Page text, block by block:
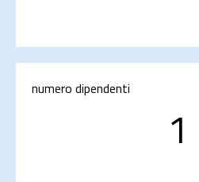
numero dipendenti
1